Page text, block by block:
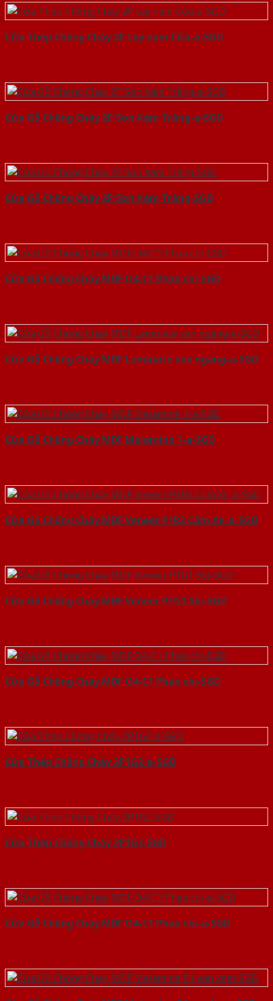
Cửa Thép Chống Cháy 2P tay nam Cửa-a-SGD
Cửa Gỗ Chống Cháy 2P Sơn Xám Trắng-a-SGD
Cửa Gỗ Chống Cháy 2P Sơn Xám Trắng-SGD
Cửa Gỗ Chống Cháy MDF O4-C1 Phào chi-SGD
Cửa Gỗ Chống Cháy MDF Laminate van ngang-a-SGD
Cửa Gỗ Chống Cháy MDF Melamine 1-a-SGD
Cửa Gỗ Chống Cháy MDF Veneer P1R2 Căm Xe-a-SGD
Cửa Gỗ Chống Cháy MDF Veneer P1G1 Sồi-SGD
Cửa Gỗ Chống Cháy MDF O4-C1 Phào chi-SGD
Cửa Thép Chống Cháy 2P1G2-a-SGD
Cửa Thép Chống Cháy 2P1G2-SGD
Cửa Gỗ Chống Cháy MDF O4-C1 Phào chi-a-SGD